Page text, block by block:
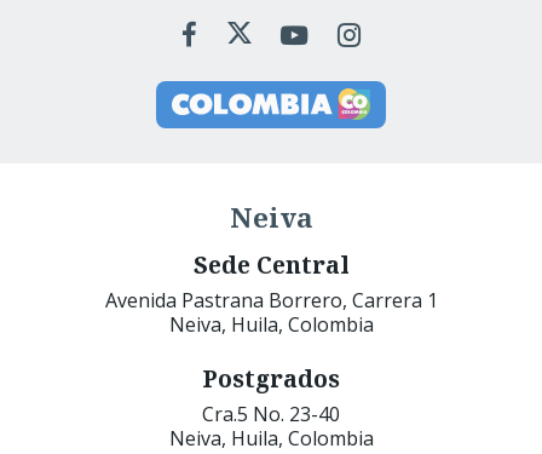
Neiva
Sede Central
Avenida Pastrana Borrero, Carrera 1
Neiva, Huila, Colombia
Postgrados
Cra.5 No. 23-40
Neiva, Huila, Colombia